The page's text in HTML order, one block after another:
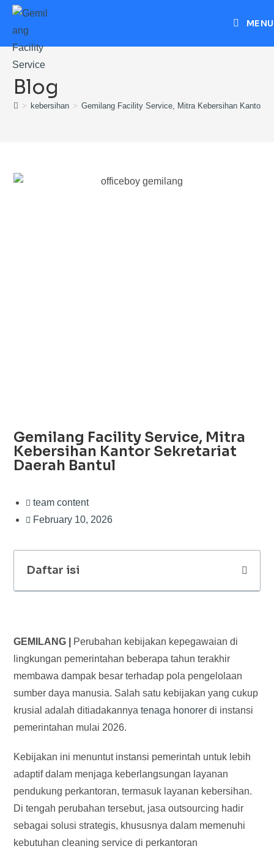
MENU
Blog
> kebersihan > Gemilang Facility Service, Mitra Kebersihan Kantor
Gemilang Facility Service, Mitra
Kebersihan Kantor Sekretariat
Daerah Bantul
team content
February 10, 2026
Daftar isi
GEMILANG | Perubahan kebijakan kepegawaian di
lingkungan pemerintahan beberapa tahun terakhir
membawa dampak besar terhadap pola pengelolaan
sumber daya manusia. Salah satu kebijakan yang cukup
krusial adalah ditiadakannyatenaga honorer di instansi
pemerintahan mulai 2026.
Kebijakan ini menuntut instansi pemerintah untuk lebih
adaptif dalam menjaga keberlangsungan layanan
pendukung perkantoran, termasuk layanan kebersihan.
Di tengah perubahan tersebut, jasa outsourcing hadir
sebagai solusi strategis, khususnya dalam memenuhi
kebutuhan cleaning service di perkantoran